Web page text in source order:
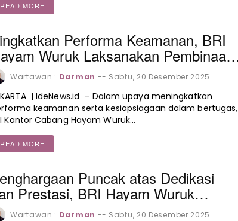
READ MORE
Performa Keamanan, BRI
Wuruk Laksanakan Pembinaan
bagi Satuan Pengaman
Wartawan : Darman -- Sabtu, 20 Desember 2025
| IdeNews.id – Dalam upaya meningkatkan
keamanan serta kesiapsiagaan dalam bertugas,
Kantor Cabang Hayam Wuruk…
READ MORE
Puncak atas Dedikasi
Prestasi, BRI Hayam Wuruk
Penghormatan Elegan kepada
Wartawan : Darman -- Sabtu, 20 Desember 2025